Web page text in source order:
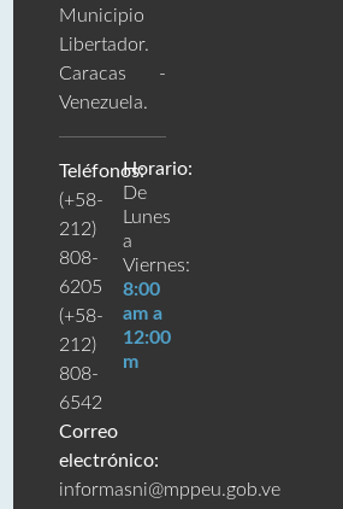
Municipio
Libertador.
Caracas -
Venezuela.
Teléfonos:
(+58-
212)
808-
6205
(+58-
212)
808-
6542
Correo
electrónico:
informasni@mppeu.gob.ve
Horario:
De
Lunes
a
Viernes:
8:00
am a
12:00
m